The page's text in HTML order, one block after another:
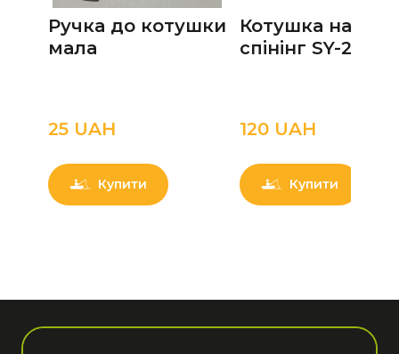
Ручка до котушки
мала
25 UAН
Купити
Котушка на
спінінг SY-200
120 UAН
Купити